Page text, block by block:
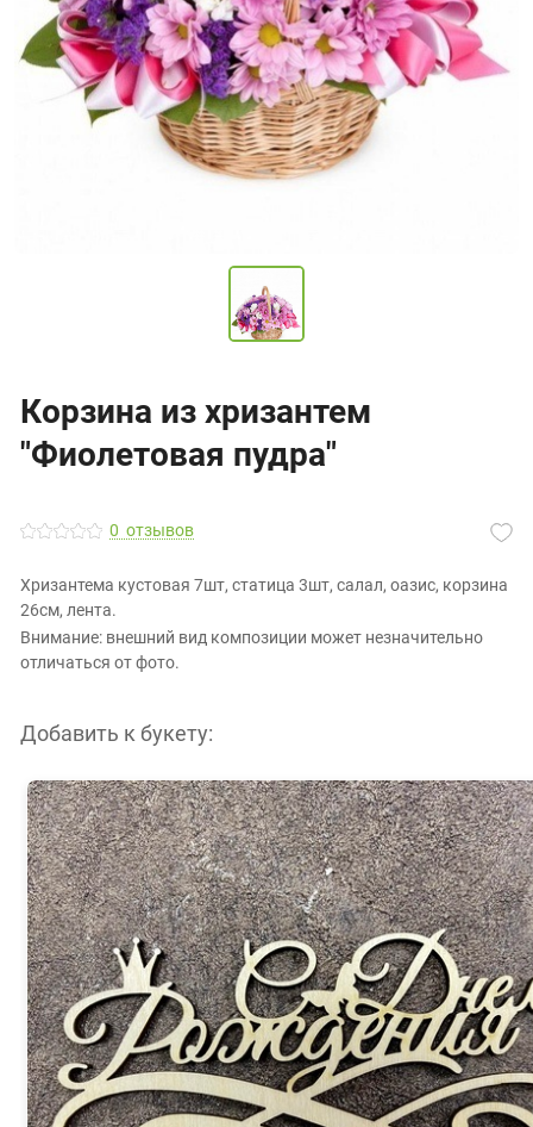
Корзина из хризантем
"Фиолетовая пудра"
0 отзывов
Хризантема кустовая 7шт, статица 3шт, салал, оазис, корзина
26см, лента.
Внимание: внешний вид композиции может незначительно
отличаться от фото.
Добавить к букету: